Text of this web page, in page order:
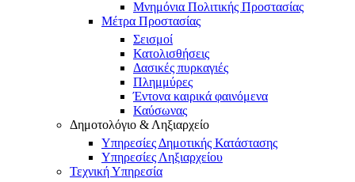
Μνημόνια Πολιτικής Προστασίας
Μέτρα Προστασίας
Σεισμοί
Κατολισθήσεις
Δασικές πυρκαγιές
Πλημμύρες
Έντονα καιρικά φαινόμενα
Καύσωνας
Δημοτολόγιο & Ληξιαρχείο
Υπηρεσίες Δημοτικής Κατάστασης
Υπηρεσίες Ληξιαρχείου
Τεχνική Υπηρεσία